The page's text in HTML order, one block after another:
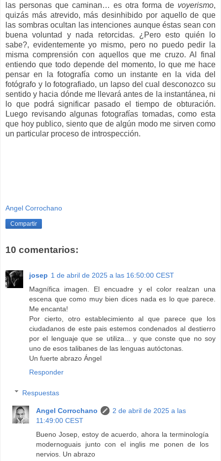
las personas que caminan… es otra forma de voyerismo,
quizás más atrevido, más desinhibido por aquello de que
las sombras ocultan las intenciones aunque éstas sean con
buena voluntad y nada retorcidas. ¿Pero esto quién lo
sabe?, evidentemente yo mismo, pero no puedo pedir la
misma comprensión con aquellos que me cruzo. Al final
entiendo que todo depende del momento, lo que me hace
pensar en la fotografía como un instante en la vida del
fotógrafo y lo fotografiado, un lapso del cual desconozco su
sentido y hacia dónde me llevará antes de la instantánea, ni
lo que podrá significar pasado el tiempo de obturación.
Luego revisando algunas fotografías tomadas, como esta
que hoy publico, siento que de algún modo me sirven como
un particular proceso de introspección.
Angel Corrochano
Compartir
10 comentarios:
josep 1 de abril de 2025 a las 16:50:00 CEST
Magnífica imagen. El encuadre y el color realzan una
escena que como muy bien dices nada es lo que parece.
Me encanta!
Por cierto, otro establecimiento al que parece que los
ciudadanos de este pais estemos condenados al destierro
por el lenguaje que se utiliza... y que conste que no soy
uno de esos talibanes de las lenguas autóctonas.
Un fuerte abrazo Ángel
Responder
Respuestas
Angel Corrochano
2 de abril de 2025 a las
11:49:00 CEST
Bueno Josep, estoy de acuerdo, ahora la terminología
modernoguais junto con el inglis me ponen de los
nervios. Un abrazo